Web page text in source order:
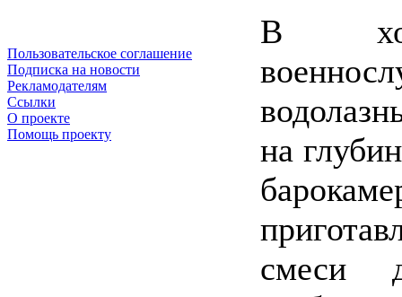
Пользовательское соглашение
Подписка на новости
Рекламодателям
Ссылки
О проекте
Помощь проекту
В
на
смеси